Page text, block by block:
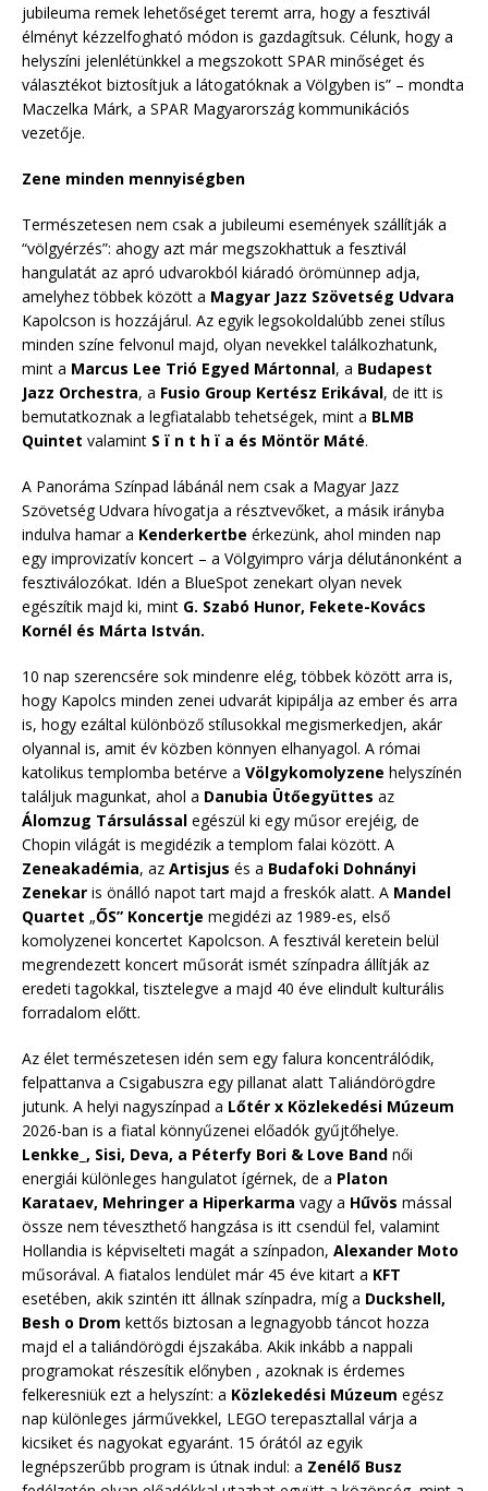
jubileuma remek lehetőséget teremt arra, hogy a fesztivál
élményt kézzelfogható módon is gazdagítsuk. Célunk, hogy a
helyszíni jelenlétünkkel a megszokott SPAR minőséget és
választékot biztosítjuk a látogatóknak a Völgyben is” – mondta
Maczelka Márk, a SPAR Magyarország kommunikációs
vezetője.
Zene minden mennyiségben
Természetesen nem csak a jubileumi események szállítják a
“völgyérzés”: ahogy azt már megszokhattuk a fesztivál
hangulatát az apró udvarokból kiáradó örömünnep adja,
amelyhez többek között a Magyar Jazz Szövetség Udvara
Kapolcson is hozzájárul. Az egyik legsokoldalúbb zenei stílus
minden színe felvonul majd, olyan nevekkel találkozhatunk,
mint a Marcus Lee Trió Egyed Mártonnal, a Budapest
Jazz Orchestra, a Fusio Group Kertész Erikával, de itt is
bemutatkoznak a legfiatalabb tehetségek, mint a BLMB
Quintet valamint S ï n t h ï a és Möntör Máté.
A Panoráma Színpad lábánál nem csak a Magyar Jazz
Szövetség Udvara hívogatja a résztvevőket, a másik irányba
indulva hamar a Kenderkertbe érkezünk, ahol minden nap
egy improvizatív koncert – a Völgyimpro várja délutánonként a
fesztiválozókat. Idén a BlueSpot zenekart olyan nevek
egészítik majd ki, mint G. Szabó Hunor, Fekete-Kovács
Kornél és Márta István.
10 nap szerencsére sok mindenre elég, többek között arra is,
hogy Kapolcs minden zenei udvarát kipipálja az ember és arra
is, hogy ezáltal különböző stílusokkal megismerkedjen, akár
olyannal is, amit év közben könnyen elhanyagol. A római
katolikus templomba betérve a Völgykomolyzene helyszínén
találjuk magunkat, ahol a Danubia Ütőegyüttes az
Álomzug Társulással egészül ki egy műsor erejéig, de
Chopin világát is megidézik a templom falai között. A
Zeneakadémia, az Artisjus és a Budafoki Dohnányi
Zenekar is önálló napot tart majd a freskók alatt. A Mandel
Quartet „ŐS” Koncertje megidézi az 1989-es, első
komolyzenei koncertet Kapolcson. A fesztivál keretein belül
megrendezett koncert műsorát ismét színpadra állítják az
eredeti tagokkal, tisztelegve a majd 40 éve elindult kulturális
forradalom előtt.
Az élet természetesen idén sem egy falura koncentrálódik,
felpattanva a Csigabuszra egy pillanat alatt Taliándörögdre
jutunk. A helyi nagyszínpad a Lőtér x Közlekedési Múzeum
2026-ban is a fiatal könnyűzenei előadók gyűjtőhelye.
Lenkke_, Sisi, Deva, a Péterfy Bori & Love Band női
energiái különleges hangulatot ígérnek, de a Platon
Karataev, Mehringer a Hiperkarma vagy a Hűvös mással
össze nem téveszthető hangzása is itt csendül fel, valamint
Hollandia is képviselteti magát a színpadon, Alexander Moto
műsorával. A fiatalos lendület már 45 éve kitart a KFT
esetében, akik szintén itt állnak színpadra, míg a Duckshell,
Besh o Drom kettős biztosan a legnagyobb táncot hozza
majd el a taliándörögdi éjszakába. Akik inkább a nappali
programokat részesítik előnyben , azoknak is érdemes
felkeresniük ezt a helyszínt: a Közlekedési Múzeum egész
nap különleges járművekkel, LEGO terepasztallal várja a
kicsiket és nagyokat egyaránt. 15 órától az egyik
legnépszerűbb program is útnak indul: a Zenélő Busz